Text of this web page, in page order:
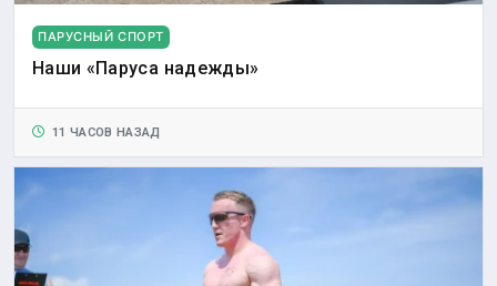
ПАРУСНЫЙ СПОРТ
Наши «Паруса надежды»
11 ЧАСОВ НАЗАД